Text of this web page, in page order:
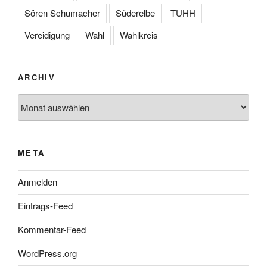
Sören Schumacher
Süderelbe
TUHH
Vereidigung
Wahl Wahlkreis
ARCHIV
META
Anmelden
Eintrags-Feed
Kommentar-Feed
WordPress.org